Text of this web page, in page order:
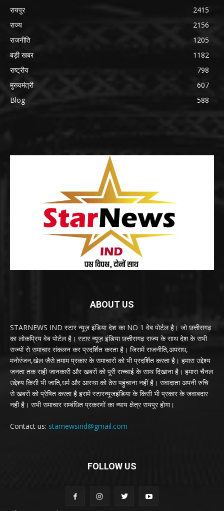
रायपुर
2415
राज्य
2156
राजनीति
1205
बड़ी खबर
1182
राष्ट्रीय
798
मुख्यमंत्री
607
Blog
588
ABOUT US
STARNEWS IND स्टार न्यूज़ इंडिया देश का NO 1 वेब पोर्टल है। जो छत्तीसगढ़
का लोकप्रिय वेब पोर्टल है। स्टार न्यूज़ इंडिया छत्तीसगढ़ राज्य के साथ देश के सभी
राज्यों से समाचार संकलन कर प्रदर्शित करता है। जिसमें राजनीति,अपराध,
मनोरंजन,खेल जैसे तमाम प्रकार के समाचारों को भी प्रदर्शित करता है। हमारा उद्देश्य
जनता तक सही जानकारी और खबरों को पूरी सच्चाई के साथ दिखाना है। हमारा चैनल
उद्देश्य किसी भी जाति,धर्म और आस्था को ठेस पहुंचाना नहीं है। संवादाता अपनी रुचि
से खबरों को प्रेषित करता है इसमें स्टारन्यूजइंडिया के किसी भी प्रकार के जवाबदार
नही है। सभी समाचार सम्बंधित प्रकरणों का न्याय क्षेत्र रायपुर होगा।
Contact us: starnewsind@gmail.com
FOLLOW US